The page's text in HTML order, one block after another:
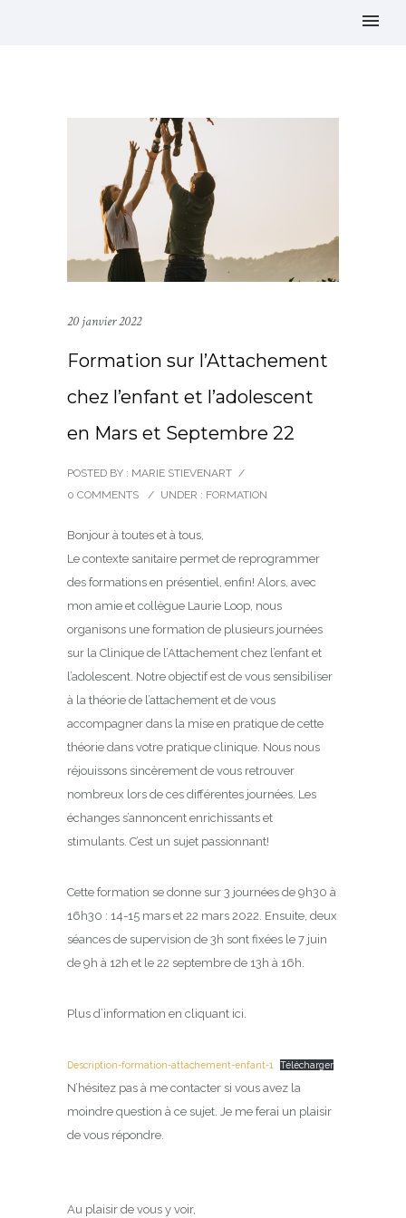
20 janvier 2022
Formation sur l’Attachement
chez l’enfant et l’adolescent
en Mars et Septembre 22
POSTED BY : MARIE STIEVENART /
0 COMMENTS
/ UNDER : FORMATION
Bonjour à toutes et à tous,
Le contexte sanitaire permet de reprogrammer
des formations en présentiel, enfin! Alors, avec
mon amie et collègue Laurie Loop, nous
organisons une formation de plusieurs journées
sur la Clinique de l’Attachement chez l’enfant et
l’adolescent. Notre objectif est de vous sensibiliser
à la théorie de l’attachement et de vous
accompagner dans la mise en pratique de cette
théorie dans votre pratique clinique. Nous nous
réjouissons sincèrement de vous retrouver
nombreux lors de ces différentes journées. Les
échanges s’annoncent enrichissants et
stimulants. C’est un sujet passionnant!
Cette formation se donne sur 3 journées de 9h30 à
16h30 : 14-15 mars et 22 mars 2022. Ensuite, deux
séances de supervision de 3h sont fixées le 7 juin
de 9h à 12h et le 22 septembre de 13h à 16h.
Plus d’information en cliquant ici.
Description-formation-attachement-enfant-1 Télécharger
N’hésitez pas à me contacter si vous avez la
moindre question à ce sujet. Je me ferai un plaisir
de vous répondre.
Au plaisir de vous y voir,